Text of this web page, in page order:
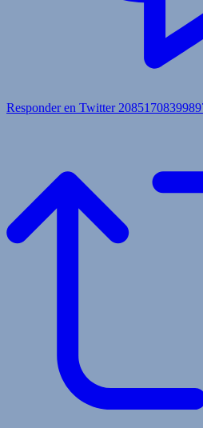
Responder en Twitter